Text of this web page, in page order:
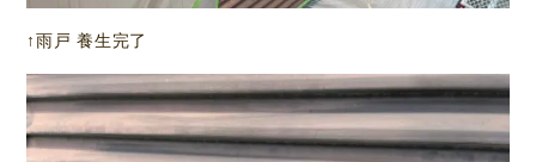
↑雨戸 養生完了